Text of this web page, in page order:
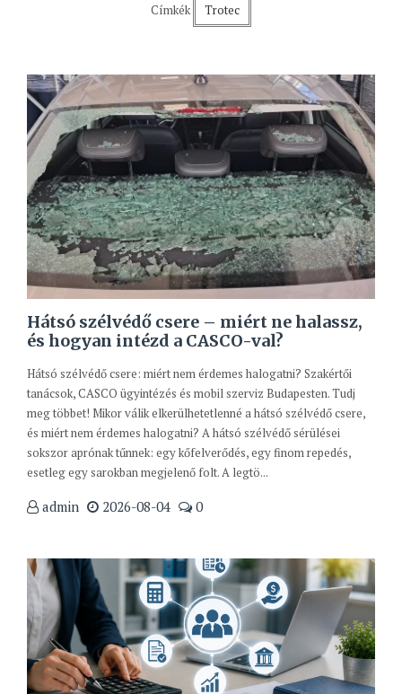
Címkék Trotec
Hátsó szélvédő csere – miért ne halassz,
és hogyan intézd a CASCO-val?
Hátsó szélvédő csere: miért nem érdemes halogatni? Szakértői
tanácsok, CASCO ügyintézés és mobil szerviz Budapesten. Tudj
meg többet! Mikor válik elkerülhetetlenné a hátsó szélvédő csere,
és miért nem érdemes halogatni? A hátsó szélvédő sérülései
sokszor aprónak tűnnek: egy kőfelverődés, egy finom repedés,
esetleg egy sarokban megjelenő folt. A legtö...
admin 2026-08-04 0